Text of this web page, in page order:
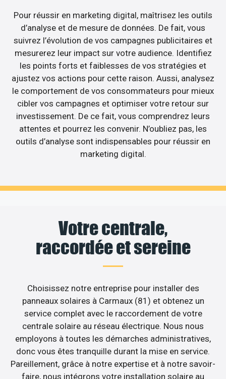
Pour réussir en marketing digital, maîtrisez les outils
d’analyse et de mesure de données. De fait, vous
suivrez l’évolution de vos campagnes publicitaires et
mesurerez leur impact sur votre audience. Identifiez
les points forts et faiblesses de vos stratégies et
ajustez vos actions pour cette raison. Aussi, analysez
le comportement de vos consommateurs pour mieux
cibler vos campagnes et optimiser votre retour sur
investissement. De ce fait, vous comprendrez leurs
attentes et pourrez les convenir. N’oubliez pas, les
outils d’analyse sont indispensables pour réussir en
marketing digital.
Votre centrale,
raccordée et sereine
Choisissez notre entreprise pour installer des
panneaux solaires à Carmaux (81) et obtenez un
service complet avec le raccordement de votre
centrale solaire au réseau électrique. Nous nous
employons à toutes les démarches administratives,
donc vous êtes tranquille durant la mise en service.
Pareillement, grâce à notre expertise et à notre savoir-
faire, nous intégrons votre installation solaire au